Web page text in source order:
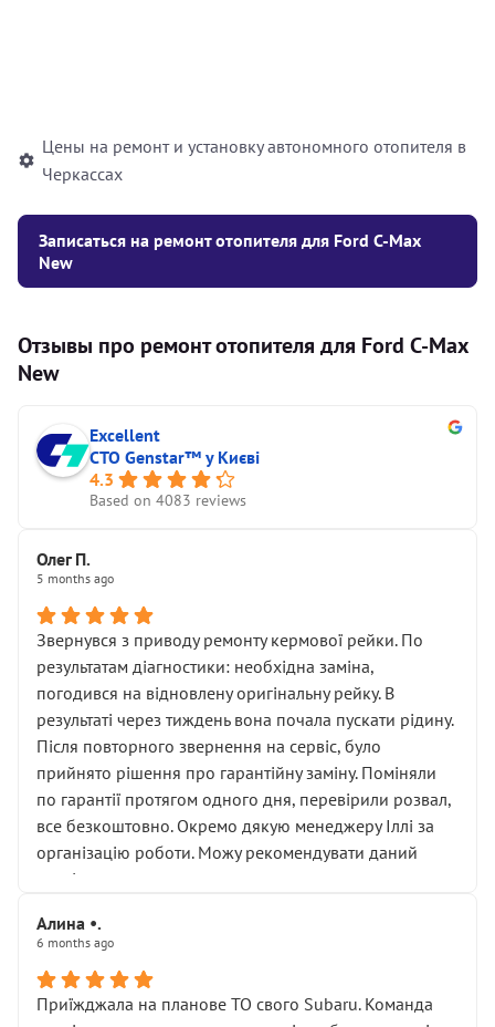
Цены на ремонт и установку автономного отопителя в
Черкассах
Записаться на ремонт отопителя для Ford C-Max
New
Отзывы про ремонт отопителя для Ford C-Max
New
Excellent
СТО Genstar™ у Києві
4.3
Based on 4083 reviews
Олег П.
5 months ago
Звернувся з приводу ремонту кермової рейки. По
результатам діагностики: необхідна заміна,
погодився на відновлену оригінальну рейку. В
результаті через тиждень вона почала пускати рідину.
Після повторного звернення на сервіс, було
прийнято рішення про гарантійну заміну. Поміняли
по гарантії протягом одного дня, перевірили розвал,
все безкоштовно. Окремо дякую менеджеру Іллі за
організацію роботи. Можу рекомендувати даний
сервіс.
Алина •.
6 months ago
Приїжджала на планове ТО свого Subaru. Команда